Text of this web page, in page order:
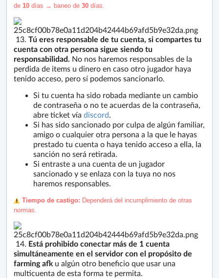
de 10 días → baneo de 30 días.
13. Tú eres responsable de tu cuenta, si compartes tu
cuenta con otra persona sigue siendo tu
responsabilidad. No nos haremos responsables de la
perdida de items u dinero en caso otro jugador haya
tenido acceso, pero sí podemos sancionarlo.‌ ‌
Si tu cuenta ha sido robada mediante un cambio
de contraseña o no te acuerdas de la contraseña,
abre ticket vía discord.
Si has sido sancionado por culpa de algún familiar,
amigo o cualquier otra persona a la que le hayas
prestado tu cuenta o haya tenido acceso a ella, la
sanción no será retirada.
Si entraste a una cuenta de un jugador
sancionado y se enlaza con la tuya no nos
haremos responsables.
️ Tiempo de castigo: Dependerá del incumplimiento de otras
normas
14. Está prohibido conectar más de 1 cuenta
simultáneamente en el servidor con el propósito de
farming afk u algún otro beneficio que usar una
multicuenta de esta forma te permita.